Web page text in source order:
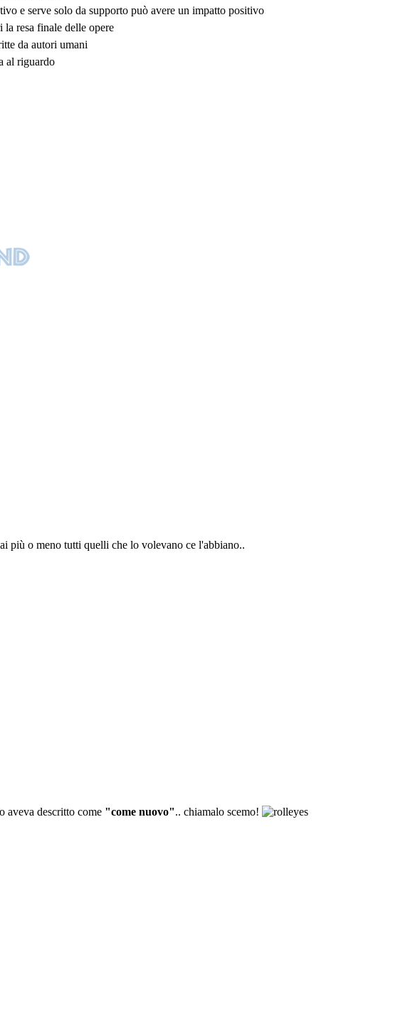
e serve solo da supporto può avere un impatto positivo
resa finale delle opere
da autori umani
al riguardo
più o meno tutti quelli che lo volevano ce l'abbiano..
aveva descritto come "come nuovo".. chiamalo scemo!